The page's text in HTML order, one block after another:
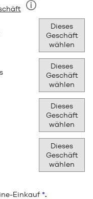
Dieses
Geschäft
wählen
Dieses
Geschäft
wählen
Dieses
Geschäft
wählen
Dieses
Geschäft
wählen
Einkauf *.